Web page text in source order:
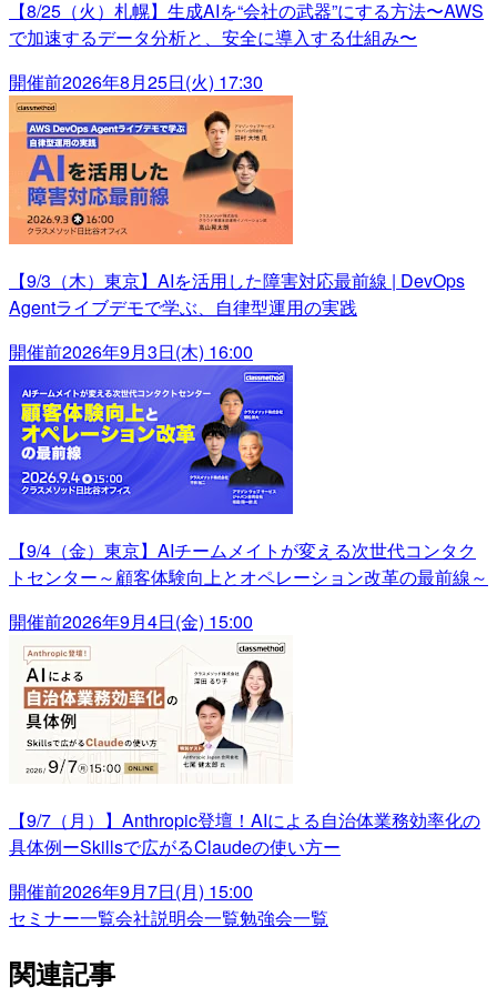
【8/25（火）札幌】生成AIを“会社の武器”にする方法〜AWS
で加速するデータ分析と、安全に導入する仕組み〜
開催前2026年8月25日(火) 17:30
【9/3（木）東京】AIを活用した障害対応最前線 | DevOps
Agentライブデモで学ぶ、自律型運用の実践
開催前2026年9月3日(木) 16:00
【9/4（金）東京】AIチームメイトが変える次世代コンタク
トセンター～顧客体験向上とオペレーション改革の最前線～
開催前2026年9月4日(金) 15:00
【9/7（月）】Anthropic登壇！AIによる自治体業務効率化の
具体例ーSkillsで広がるClaudeの使い方ー
開催前2026年9月7日(月) 15:00
セミナー一覧会社説明会一覧勉強会一覧
関連記事